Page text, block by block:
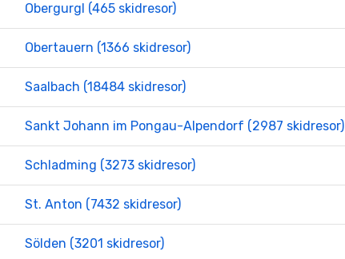
Obergurgl (465 skidresor)
Obertauern (1366 skidresor)
Saalbach (18484 skidresor)
Sankt Johann im Pongau-Alpendorf (2987 skidresor)
Schladming (3273 skidresor)
St. Anton (7432 skidresor)
Sölden (3201 skidresor)